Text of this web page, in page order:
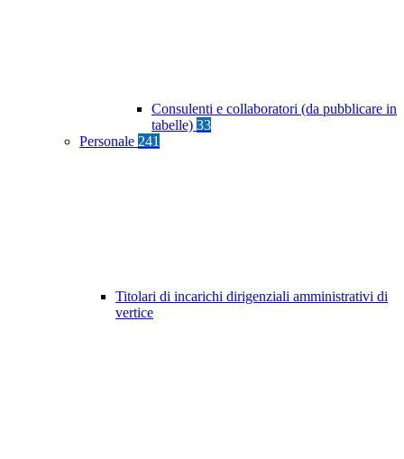
Consulenti e collaboratori (da pubblicare in
tabelle) 33
Personale 241
Titolari di incarichi dirigenziali amministrativi di
vertice